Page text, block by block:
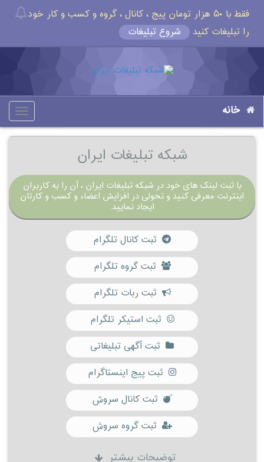
فقط با ۵۰ هزار تومان پیج ، کانال ، گروه و کسب و کار خود
را تبلیغات کنید
شروع تبلیغات
خانه
شبکه تبلیغات ایران
با ثبت لینک های خود در شبکه تبلیغات ایران ، آن را به کاربران
اینترنت معرفی کنید و تحولی در افزایش اعضاء و کسب و کارتان
ایجاد نمایید.
ثبت کانال تلگرام
ثبت گروه تلگرام
ثبت ربات تلگرام
ثبت استیکر تلگرام
ثبت آگهی تبلیغاتی
ثبت پیج اینستاگرام
ثبت کانال سروش
ثبت گروه سروش
توضیحات بیشتر